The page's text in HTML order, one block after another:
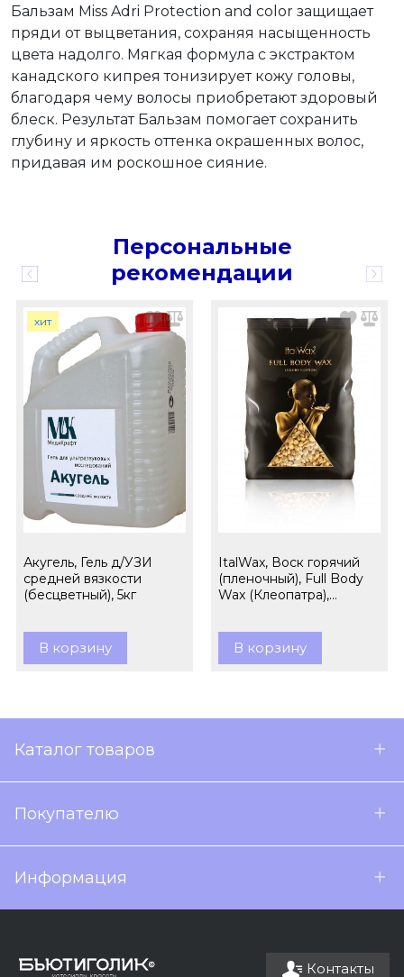
Бальзам Miss Adri Protection and color защищает
пряди от выцветания, сохраняя насыщенность
цвета надолго. Мягкая формула с экстрактом
канадского кипрея тонизирует кожу головы,
благодаря чему волосы приобретают здоровый
блеск. Результат Бальзам помогает сохранить
глубину и яркость оттенка окрашенных волос,
придавая им роскошное сияние.
Персональные
рекомендации
хит
Акугель, Гель д/УЗИ
средней вязкости
(бесцветный), 5кг
В корзину
ItalWax, Воск горячий
(пленочный), Full Body
Wax (Клеопатра),
В корзину
Каталог товаров
Покупателю
Информация
Контакты